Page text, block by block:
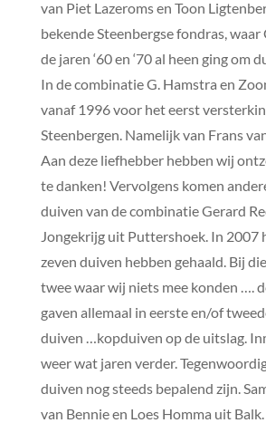
van Piet Lazeroms en Toon
bekende Steenbergse fondras,
de jaren ‘60 en ‘70 al heen ging om
In de combinatie G. Hamstra en
vanaf 1996 voor het eerst
Steenbergen. Namelijk van Frans
Aan deze liefhebber hebben wij
te danken! Vervolgens komen
duiven van de combinatie Gerard
Jongekrijg uit Puttershoek. In 2007
zeven duiven hebben gehaald. Bij
twee waar wij niets mee konden ….
gaven allemaal in eerste en/of
duiven …kopduiven op de uitslag.
weer wat jaren verder.
duiven nog steeds bepalend zijn.
van Bennie en Loes Homma uit